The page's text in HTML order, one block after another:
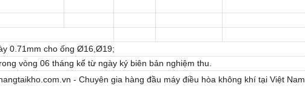
0.71mm cho ống Ø16,Ø19;
vòng 06 tháng kể từ ngày ký biên bản nghiệm thu.
- Chuyên gia hàng đầu máy điều hòa không khí tại Việt Nam